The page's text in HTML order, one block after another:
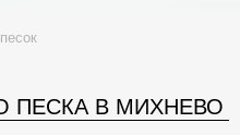
ПЕСКА В МИХНЕВО